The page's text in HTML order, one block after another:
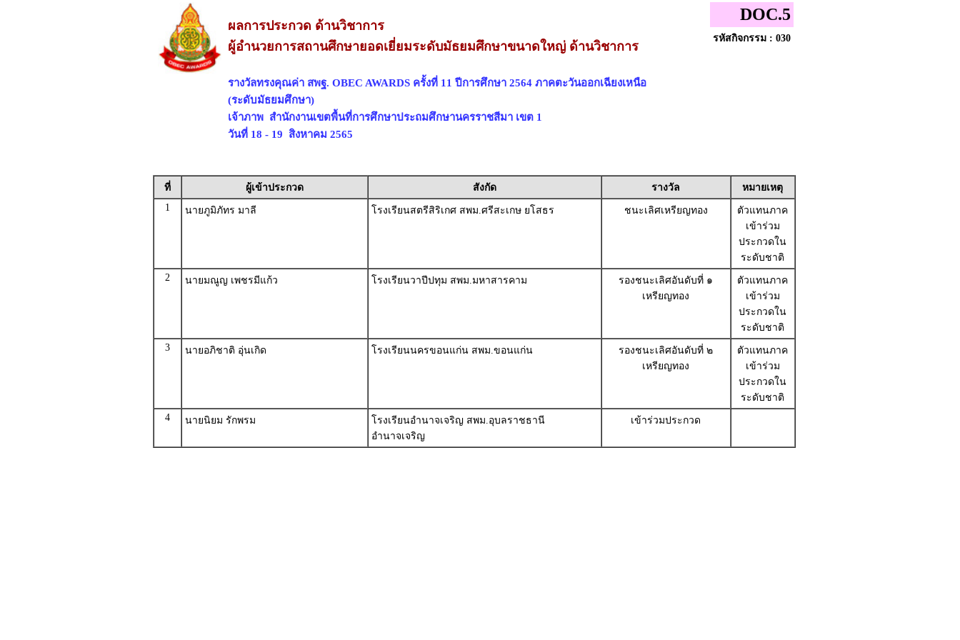
ผลการประกวด ด้านวิชาการ
ผู้อำนวยการสถานศึกษายอดเยี่ยมระดับมัธยมศึกษาขนาดใหญ่ ด้านวิชาการ
รางวัลทรงคุณค่า สพฐ. OBEC AWARDS ครั้งที่ 11 ปีการศึกษา 2564 ภาคตะวันออกเฉียงเหนือ
(ระดับมัธยมศึกษา)
เจ้าภาพ สำนักงานเขตพื้นที่การศึกษาประถมศึกษานครราชสีมา เขต 1
วันที่ 18 - 19 สิงหาคม 2565
DOC.5
รหัสกิจกรรม : 030
ที่ ผู้เข้าประกวด สังกัด รางวัล
หมายเหตุ
1
นายภูมิภัทร มาลี โรงเรียนสตรีสิริเกศ สพม.ศรีสะเกษ ยโสธร ชนะเลิศเหรียญทอง
ตัวแทนภาค
เข้าร่วม
ประกวดใน
ระดับชาติ
2
นายมณูญ เพชรมีแก้ว โรงเรียนวาปีปทุม สพม.มหาสารคาม
รองชนะเลิศอันดับที่ ๑
เหรียญทอง
ตัวแทนภาค
เข้าร่วม
ประกวดใน
ระดับชาติ
3
นายอภิชาติ อุ่นเกิด โรงเรียนนครขอนแก่น สพม.ขอนแก่น
รองชนะเลิศอันดับที่ ๒
เหรียญทอง
ตัวแทนภาค
เข้าร่วม
ประกวดใน
ระดับชาติ
4
นายนิยม รักพรม
โรงเรียนอำนาจเจริญ สพม.อุบลราชธานี
อำนาจเจริญ
เข้าร่วมประกวด